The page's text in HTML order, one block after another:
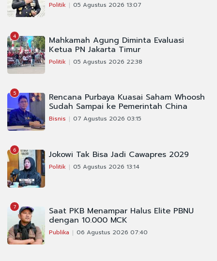
Politik 05 Agustus 2026 13:07
4 Mahkamah Agung Diminta Evaluasi
Ketua PN Jakarta Timur
Politik 05 Agustus 2026 22:38
5 Rencana Purbaya Kuasai Saham Whoosh
Sudah Sampai ke Pemerintah China
Bisnis 07 Agustus 2026 03:15
6 Jokowi Tak Bisa Jadi Cawapres 2029
Politik 05 Agustus 2026 13:14
7 Saat PKB Menampar Halus Elite PBNU
dengan 10.000 MCK
Publika 06 Agustus 2026 07:40